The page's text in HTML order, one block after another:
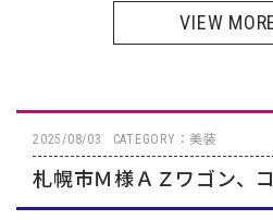
VIEW
2025/08/03 CATEGORY：美装
札幌市Ｍ様ＡＺワゴン、